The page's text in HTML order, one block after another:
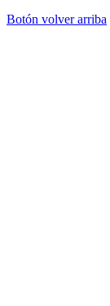
Botón volver arriba